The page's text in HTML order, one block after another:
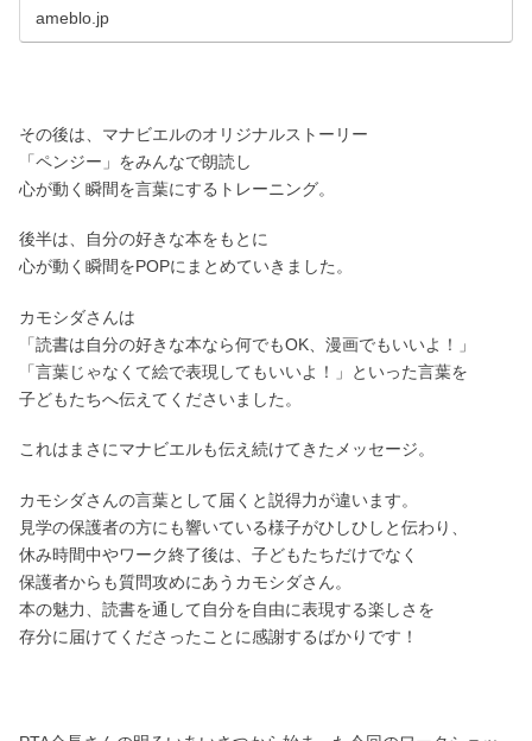
ameblo.jp
その後は、マナビエルのオリジナルストーリー
「ペンジー」をみんなで朗読し
心が動く瞬間を言葉にするトレーニング。
後半は、自分の好きな本をもとに
心が動く瞬間をPOPにまとめていきました。
カモシダさんは
「読書は自分の好きな本なら何でもOK、漫画でもいいよ！」
「言葉じゃなくて絵で表現してもいいよ！」といった言葉を
子どもたちへ伝えてくださいました。
これはまさにマナビエルも伝え続けてきたメッセージ。
カモシダさんの言葉として届くと説得力が違います。
見学の保護者の方にも響いている様子がひしひしと伝わり、
休み時間中やワーク終了後は、子どもたちだけでなく
保護者からも質問攻めにあうカモシダさん。
本の魅力、読書を通して自分を自由に表現する楽しさを
存分に届けてくださったことに感謝するばかりです！